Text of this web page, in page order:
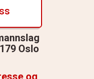
Oslo
og